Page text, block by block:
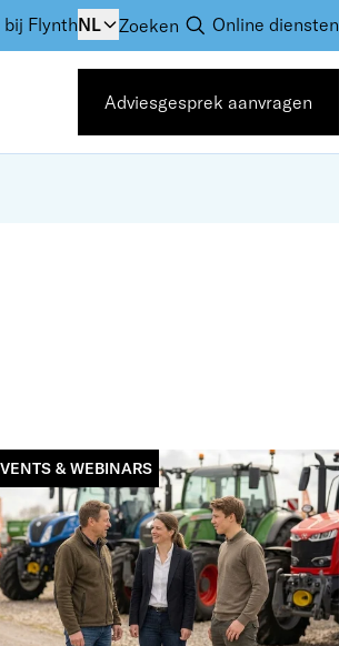
FlynthNL Zoeken Online diensten
Adviesgesprek aanvragen
& WEBINARS